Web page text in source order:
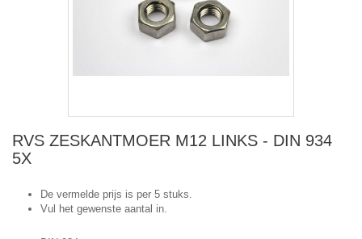
RVS ZESKANTMOER M12 LINKS - DIN 934
5X
De vermelde prijs is per 5 stuks.
Vul het gewenste aantal in.